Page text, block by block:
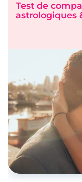
Test de
astrologiques